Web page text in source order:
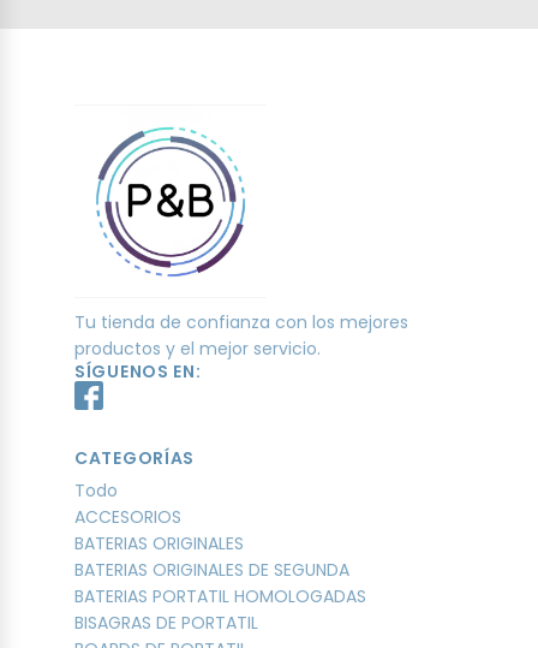
Tu tienda de confianza con los mejores
productos y el mejor servicio.
SÍGUENOS EN:
CATEGORÍAS
Todo
ACCESORIOS
BATERIAS ORIGINALES
BATERIAS ORIGINALES DE SEGUNDA
BATERIAS PORTATIL HOMOLOGADAS
BISAGRAS DE PORTATIL